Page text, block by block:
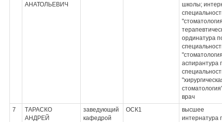
АНАТОЛЬЕВИЧ
школы;
ординатура
аспирантура
врач
7
ТАРАСКО
АНДРЕЙ
заведующий
кафедрой
ОСК1
высшее
интернатура